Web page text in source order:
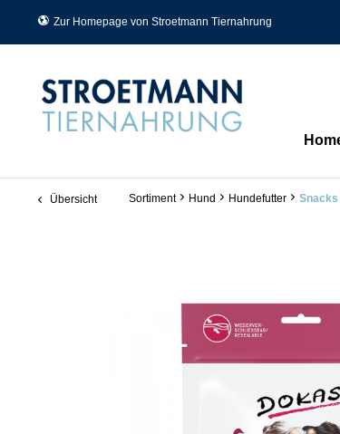
Zur Homepage von Stroetmann Tiernahrung
Übersicht Sortiment Hund Hundefutter Snacks